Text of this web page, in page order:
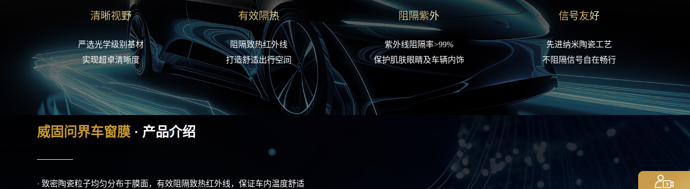
清晰视野
严选光学级别基材
实现超卓清晰度
有效隔热
阻隔致热红外线
打造舒适出行空间
阻隔紫外
紫外线阻隔率>99%
保护肌肤眼睛及车辆内饰
信号友好
先进纳米陶瓷工艺
不阻隔信号自在畅行
· 致密陶瓷粒子均匀分布于膜面，有效阻隔致热红外线，保证车内温度舒适